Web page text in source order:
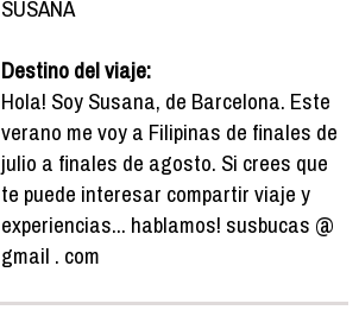
SUSANA
Destino del viaje:
Hola! Soy Susana, de Barcelona. Este
verano me voy a Filipinas de finales de
julio a finales de agosto. Si crees que
te puede interesar compartir viaje y
experiencias... hablamos! susbucas @
gmail . com